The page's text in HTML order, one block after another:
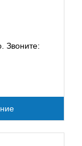
Звоните: